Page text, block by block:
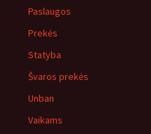
Paslaugos
Prekės
Statyba
Švaros prekės
Unban
Vaikams